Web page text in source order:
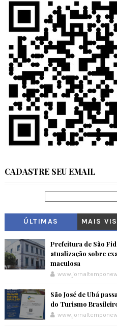
CADASTRE SEU EMAIL
ÚLTIMAS MAIS
Prefeitura de São
atualização sobre
maculosa
São José de Ubá
do Turismo